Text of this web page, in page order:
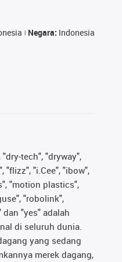
Negara: Indonesia
tech", "dryway",
"flizz", "i.Cee", "ibow",
"motion plastics",
"robolink",
"yes" adalah
di seluruh dunia.
yang sedang
merek dagang,